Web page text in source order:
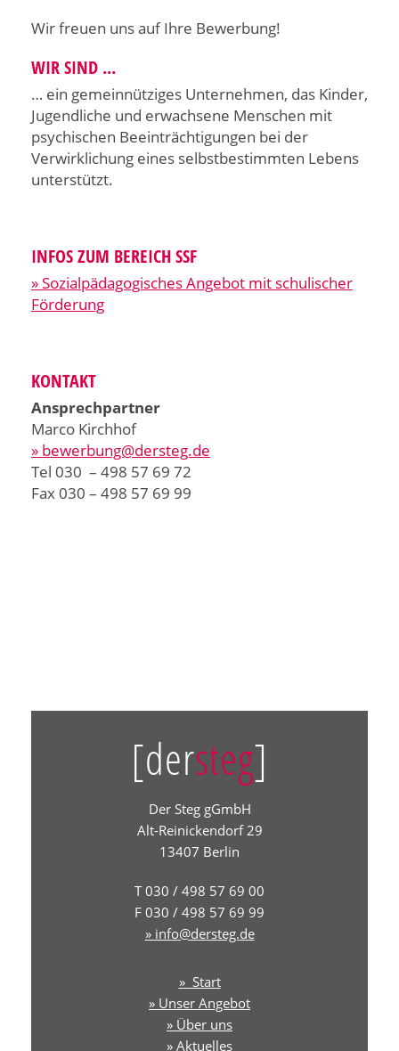
WIR SIND ...
… ein gemeinnütziges Unternehmen, das Kinder,
Jugendliche und erwachsene Menschen mit
psychischen Beeinträchtigungen bei der
Verwirklichung eines selbstbestimmten Lebens
unterstützt.
INFOS ZUM BEREICH SSF
» Sozialpädagogisches Angebot mit schulischer
Förderung
KONTAKT
Ansprechpartner
Marco Kirchhof
» bewerbung@dersteg.de
Tel 030 – 498 57 69 72
Fax 030 – 498 57 69 99
Wir freuen uns auf Ihre Bewerbung!
[dersteg]
Der Steg gGmbH
Alt-Reinickendorf 29
13407 Berlin
T 030 / 498 57 69 00
F 030 / 498 57 69 99
» info@dersteg.de
» Start
» Unser Angebot
» Über uns
» Aktuelles